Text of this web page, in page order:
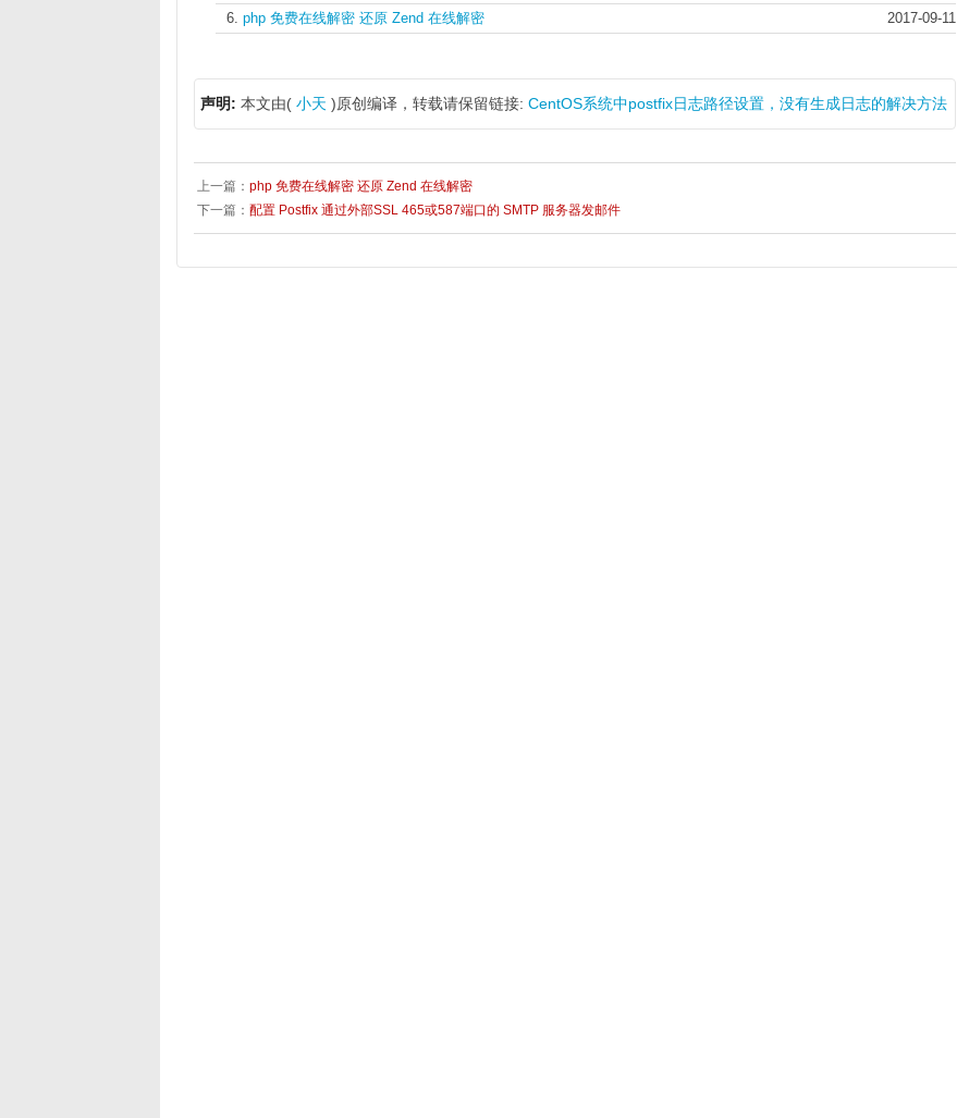
php 免费在线解密 还原 Zend 在线解密
2017-09-11
声明: 本文由( 小天 )原创编译，转载请保留链接: CentOS系统中postfix日志路径设置，没有生成日志的解决方法
上一篇： php 免费在线解密 还原 Zend 在线解密
下一篇： 配置 Postfix 通过外部SSL 465或587端口的 SMTP 服务器发邮件